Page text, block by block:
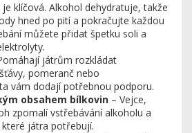
je klíčová. Alkohol dehydratuje, takže
hned po pití a pokračujte každou
můžete přidat špetku soli a
játrům rozkládat
pomeranč nebo
vám dodají potřebnou podporu.
obsahem bílkovin – Vejce,
zpomalí vstřebávání alkoholu a
játra potřebují.